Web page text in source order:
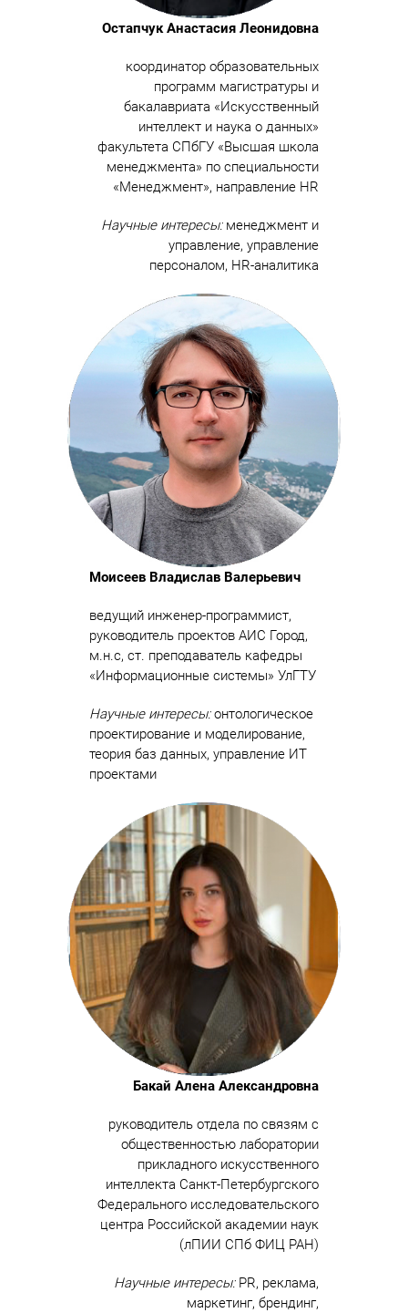
Остапчук Анастасия Леонидовна
координатор образовательных
программ магистратуры и
бакалавриата «Искусственный
интеллект и наука о данных»
факультета СПбГУ «Высшая школа
менеджмента» по специальности
«Менеджмент», направление HR
Научные интересы: менеджмент и
управление, управление
персоналом, HR-аналитика
Моисеев Владислав Валерьевич
ведущий инженер-программист,
руководитель проектов АИС Город,
м.н.с, ст. преподаватель кафедры
«Информационные системы» УлГТУ
Научные интересы:онтологическое
проектирование и моделирование,
теория баз данных, управление ИТ
проектами
Бакай Алена Александровна
руководитель отдела по связям с
общественностью лаборатории
прикладного искусственного
интеллекта Санкт-Петербургского
Федерального исследовательского
центра Российской академии наук
(лПИИ СПб ФИЦ РАН)
Научные интересы: PR, реклама,
маркетинг, брендинг,